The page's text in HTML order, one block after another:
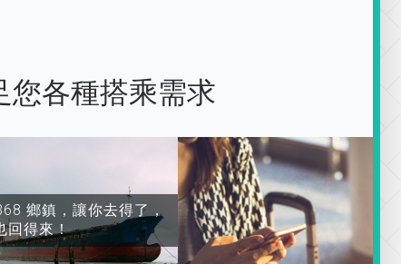
各種搭乘需求
鄉鎮，讓你去得了，
回得來！